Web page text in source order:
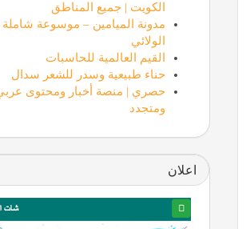
الكويت | جميع المناطق
مدونة الميامين – موسوعة شاملة
الولائي
القيم العالمية للحاسبات
حناء طبيعية وسدر للشعر سدال
حصري | منصة أخبار ومحتوى
ومتجدد
اعلان